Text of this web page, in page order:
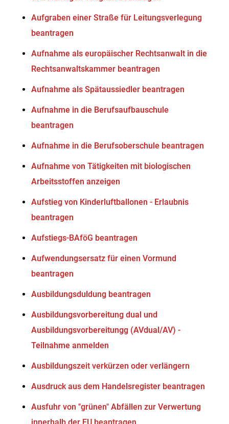
Aufgraben einer Straße für Leitungsverlegung
beantragen
Aufnahme als europäischer Rechtsanwalt in die
Rechtsanwaltskammer beantragen
Aufnahme als Spätaussiedler beantragen
Aufnahme in die Berufsaufbauschule
beantragen
Aufnahme in die Berufsoberschule beantragen
Aufnahme von Tätigkeiten mit biologischen
Arbeitsstoffen anzeigen
Aufstieg von Kinderluftballonen - Erlaubnis
beantragen
Aufstiegs-BAföG beantragen
Aufwendungsersatz für einen Vormund
beantragen
Ausbildungsduldung beantragen
Ausbildungsvorbereitung dual und
Ausbildungsvorbereitungg (AVdual/AV) -
Teilnahme anmelden
Ausbildungszeit verkürzen oder verlängern
Ausdruck aus dem Handelsregister beantragen
Ausfuhr von "grünen" Abfällen zur Verwertung